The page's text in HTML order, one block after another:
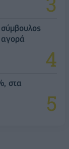
αγορά
στα